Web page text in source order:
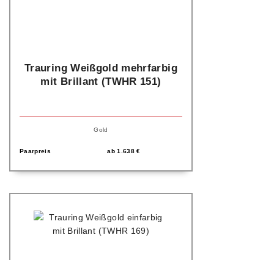
Trauring Weißgold mehrfarbig
mit Brillant (TWHR 151)
Gold
Paarpreis ab1.638€